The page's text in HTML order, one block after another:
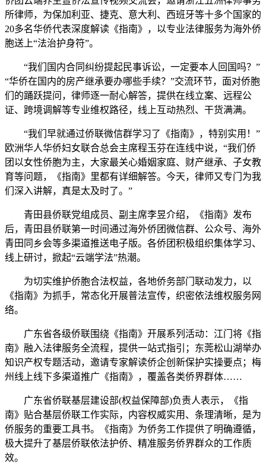
所律师，为保加利亚、捷克、意大利、西班牙等十多个国家的
20多名华侨代表深度解读《指南》，以专业法律服务为海外侨
胞送上“法治护身符”。
“我们国内合同纠纷提起民事诉讼，一定要本人回国吗？”
“华侨在国内的房产继承要办哪些手续？”交流环节，面对侨胞
们的踊跃提问，律师逐一耐心解答，提供在线立案、远程公
证、跨境调解等专业维权路径，线上互动热烈、干货满满。
“我们早就通过侨联微信群学习了《指南》，特别实用！”
欧洲华人华侨妇女联合总会主席程玉芬在连线中说，“我们侨
团以女性侨胞为主，大家最关心婚姻家庭、财产继承、子女教
育等问题，《指南》里都有详细解答。今天，律师又专门为我
们深入讲解，真是太及时了。”
青田县侨联党组成员、副主席李昱介绍，《指南》发布
后，青田县侨联第一时间通过海外侨团微信群、公众号、海外
青田同乡会等多渠道推送电子版。各侨团积极组织集体学习、
线上研讨，掀起“云端学法”热潮。
为切实维护侨胞合法权益，各地侨务部门联动发力，以
《指南》为抓手，常态化开展普法宣传，织密依法维权服务网
络。
广东省各级侨联围绕《指南》开展系列活动：江门将《指
南》融入法律服务全流程，提供一站式指引；东莞松山湖举办
知识产权专题活动，邀请专家解读侨企创新保护实操要点；梅
州线上线下多渠道推广《指南》，覆盖各类侨界群体……
广东省侨联基层建设部(权益保障部)负责人表示，《指
南》贴合基层侨联工作实际，内容权威实用、条理清晰，是为
侨服务的重要工具书。《指南》为侨务工作提供了明确遵循，
极大提升了基层侨联依法护侨、精准服务侨界群众的工作质
效。